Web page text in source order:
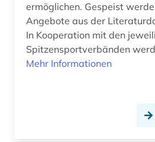
ermöglichen. Gespeist
Angebote aus der
In Kooperation mit den
Spitzensportverbänden
Mehr Informationen